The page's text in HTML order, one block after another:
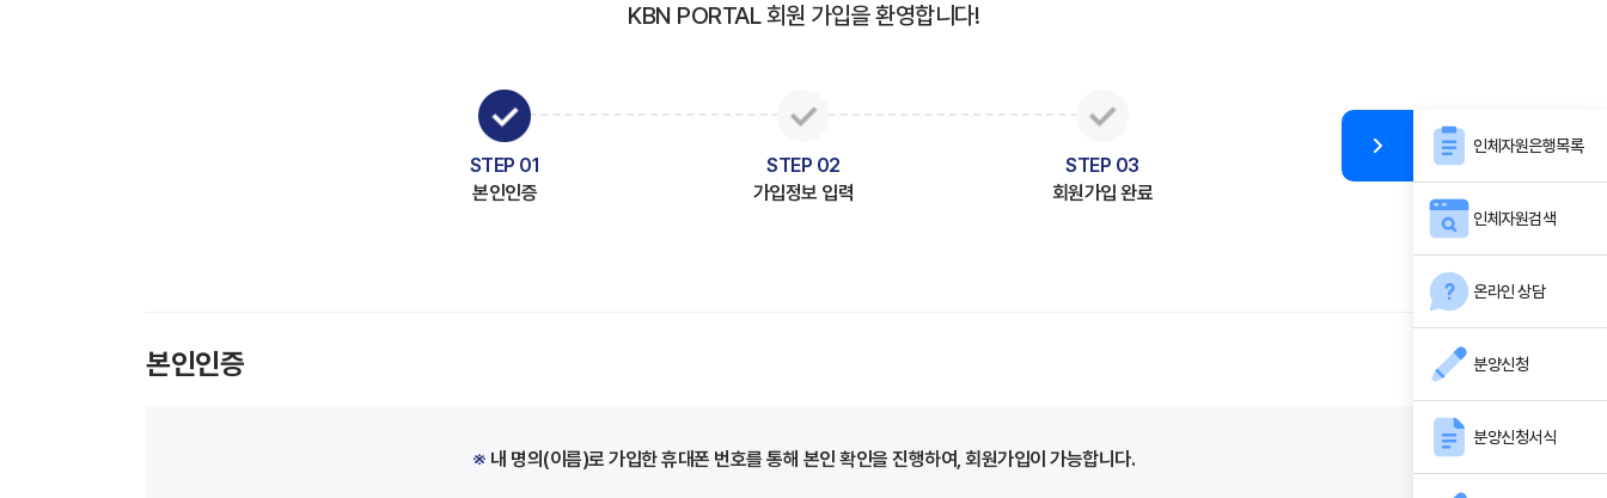
KBN PORTAL 회원 가입을 환영합니다!
STEP 01
본인인증
STEP 02
가입정보 입력
STEP 03
회원가입 완료
본인인증
※ 내 명의(이름)로 가입한 휴대폰 번호를 통해 본인 확인을 진행하여, 회원가입이 가능합니다.
인체자원은행목록
인체자원검색
온라인 상담
분양신청
분양신청서식